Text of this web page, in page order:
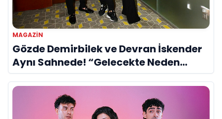
MAGAZIN
Gözde Demirbilek ve Devran İskender
Aynı Sahnede! “Gelecekte Neden
Olmasın?”